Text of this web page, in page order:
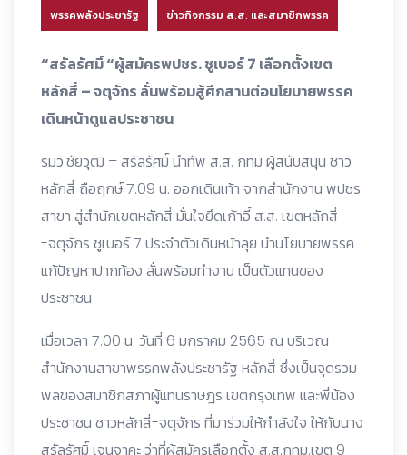
พรรคพลังประชารัฐ ข่าวกิจกรรม ส.ส. และสมาชิกพรรค
“สรัลรัศมิ์ “ผู้สมัครพปชร. ชูเบอร์ 7 เลือกตั้งเขต
หลักสี่ – จตุจักร ลั่นพร้อมสู้ศึกสานต่อนโยบายพรรค
เดินหน้าดูแลประชาชน
รมว.ชัยวุฒิ – สรัลรัศมิ์ นำทัพ ส.ส. กทม ผู้สนับสนุน ชาว
หลักสี่ ถือฤกษ์ 7.09 น. ออกเดินเท้า จากสำนักงาน พปชร.
สาขา สู่สำนักเขตหลักสี่ มั่นใจยึดเก้าอี้ ส.ส. เขตหลักสี่
-จตุจักร ชูเบอร์ 7 ประจำตัวเดินหน้าลุย นำนโยบายพรรค
แก้ปัญหาปากท้อง ลั่นพร้อมทำงาน เป็นตัวแทนของ
ประชาชน
เมื่อเวลา 7.00 น. วันที่ 6 มกราคม 2565 ณ บริเวณ
สำนักงานสาขาพรรคพลังประชารัฐ หลักสี่ ซึ่งเป็นจุดรวม
พลของสมาชิกสภาผู้แทนราษฎร เขตกรุงเทพ และพี่น้อง
ประชาชน ชาวหลักสี่-จตุจักร ที่มาร่วมให้กำลังใจ ให้กับนาง
สรัลรัศมิ์ เจนจาคะ ว่าที่ผู้สมัครเลือกตั้ง ส.ส.กทม.เขต 9